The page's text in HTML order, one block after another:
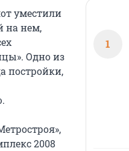
уместили
на нем,
Одно из
постройки,
2008
1